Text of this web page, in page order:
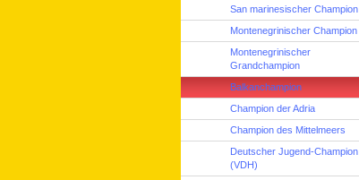
San marinesischer Champion
Montenegrinischer Champion
Montenegrinischer
Grandchampion
Balkanchampion
Champion der Adria
Champion des Mittelmeers
Deutscher Jugend-Champion
(VDH)